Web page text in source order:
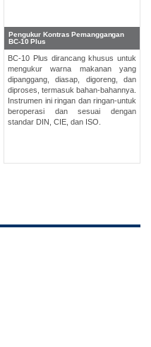
Pengukur Kontras Pemanggangan
BC-10 Plus
BC-10 Plus dirancang khusus untuk
mengukur warna makanan yang
dipanggang, diasap, digoreng, dan
diproses, termasuk bahan-bahannya.
Instrumen ini ringan dan ringan‐untuk
beroperasi dan sesuai dengan
standar DIN, CIE, dan ISO.